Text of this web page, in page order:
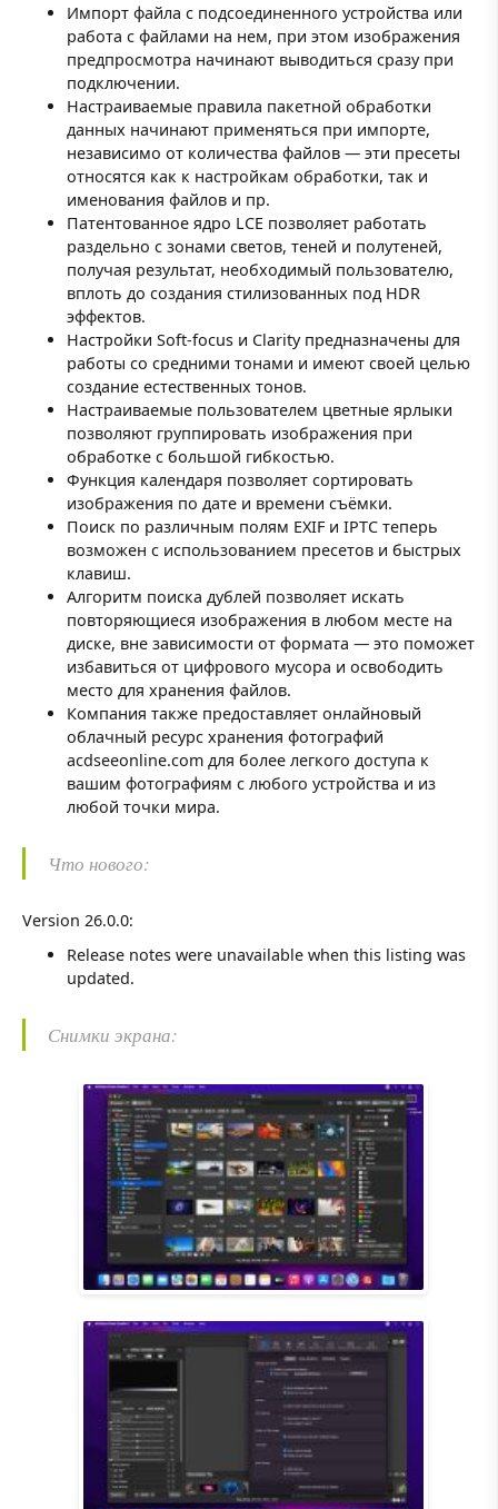
Импорт файла с подсоединенного устройства или
работа с файлами на нем, при этом изображения
предпросмотра начинают выводиться сразу при
подключении.
Настраиваемые правила пакетной обработки
данных начинают применяться при импорте,
независимо от количества файлов — эти пресеты
относятся как к настройкам обработки, так и
именования файлов и пр.
Патентованное ядро LCE позволяет работать
раздельно с зонами светов, теней и полутеней,
получая результат, необходимый пользователю,
вплоть до создания стилизованных под HDR
эффектов.
Настройки Soft-focus и Clarity предназначены для
работы со средними тонами и имеют своей целью
создание естественных тонов.
Настраиваемые пользователем цветные ярлыки
позволяют группировать изображения при
обработке с большой гибкостью.
Функция календаря позволяет сортировать
изображения по дате и времени съёмки.
Поиск по различным полям EXIF и IPTC теперь
возможен с использованием пресетов и быстрых
клавиш.
Алгоритм поиска дублей позволяет искать
повторяющиеся изображения в любом месте на
диске, вне зависимости от формата — это поможет
избавиться от цифрового мусора и освободить
место для хранения файлов.
Компания также предоставляет онлайновый
облачный ресурс хранения фотографий
acdseeonline.com для более легкого доступа к
вашим фотографиям с любого устройства и из
любой точки мира.
Что нового:
Version 26.0.0:
Release notes were unavailable when this listing was
updated.
Снимки экрана: